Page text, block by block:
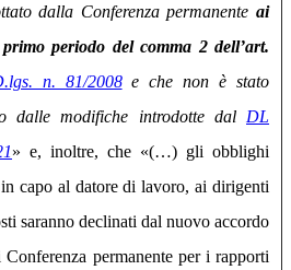
dalla Conferenza permanente ai
periodo del comma 2 dell’art.
n. 81/2008e che non è stato
dalle modifiche introdotte dal DL
» e, inoltre, che «(…) gli obblighi
capo al datore di lavoro, ai dirigenti
saranno declinati dal nuovo accordo
Conferenza permanente per i rapporti